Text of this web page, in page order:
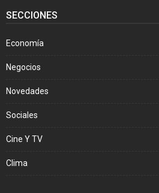
SECCIONES
Economía
Negocios
Novedades
Sociales
Cine Y TV
Clima